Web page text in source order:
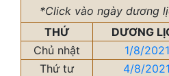
*Click vào ngày dương
THỨ
DƯƠNG
Chủ nhật
1/8/2021
Thứ tư
4/8/2021